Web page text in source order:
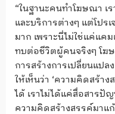
“ในฐานะคนทำโฆษณา เ
และบริการต่างๆ แต่โปร
มาก เพราะนี่ไม่ใช่แค่แค
ทบต่อชีวิตผู้คนจริงๆ โฆ
การสร้างการเปลี่ยนแปล
ให้เห็นว่า ‘ความคิดสร้า
ได้ เราไม่ได้แค่สื่อสารปั
ความคิดสร้างสรรค์มาแ